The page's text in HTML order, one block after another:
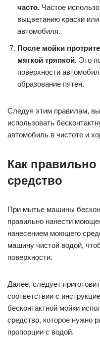
часто. Частое
выцветанию краски
автомобиля.
После мойки
мягкой тряпкой. Это
поверхности
образование пятен.
Следуя этим правилам,
использовать
автомобиль в чистоте и
Как
средство
При мытье машины
правильно нанести
нанесением моющего
машину чистой водой,
поверхности.
Далее, следует
соответствии с
бесконтактной мойки
средство, которое нужно
пропорции с водой.